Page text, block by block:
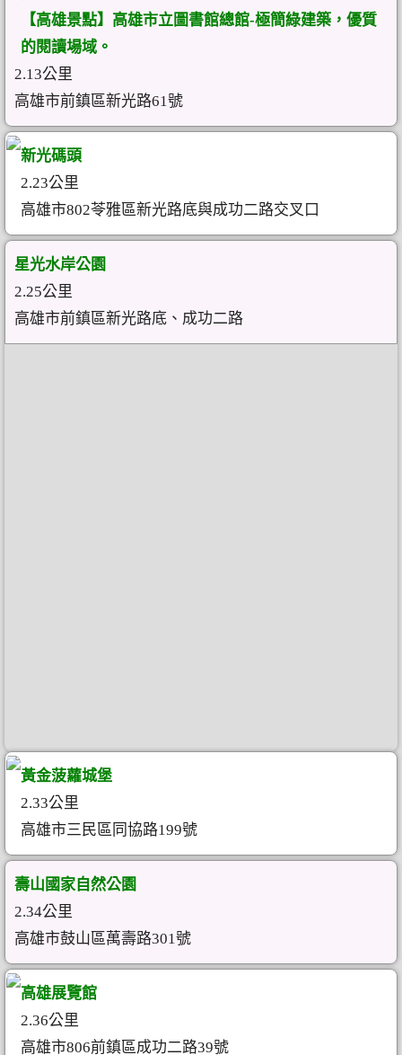
【高雄景點】高雄市立圖書館總館-極簡綠建築，優質
的閱讀場域。
2.13公里
高雄市前鎮區新光路61號
新光碼頭
2.23公里
高雄市802苓雅區新光路底與成功二路交叉口
星光水岸公園
2.25公里
高雄市前鎮區新光路底、成功二路
黃金菠蘿城堡
2.33公里
高雄市三民區同協路199號
壽山國家自然公園
2.34公里
高雄市鼓山區萬壽路301號
高雄展覽館
2.36公里
高雄市806前鎮區成功二路39號